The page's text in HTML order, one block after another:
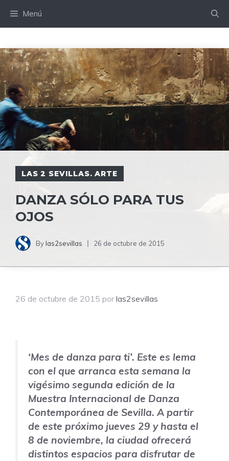
Menú
LAS 2 SEVILLAS. ARTE
DANZA SÓLO PARA TUS
OJOS
Bylas2sevillas 26 de octubre de 2015
26 de octubre de 2015 por las2sevillas
‘Mes de danza para ti’. Este es lema
con el que arranca esta semana la
vigésimo segunda edición de la
Muestra Internacional de Danza
Contemporánea de Sevilla. A partir
de este próximo jueves 29 y hasta el
8 de noviembre, la ciudad ofrecerá
distintos espacios para disfrutar de